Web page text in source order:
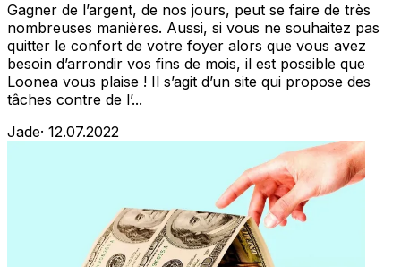
Gagner de l’argent, de nos jours, peut se faire de très
nombreuses manières. Aussi, si vous ne souhaitez pas
quitter le confort de votre foyer alors que vous avez
besoin d’arrondir vos fins de mois, il est possible que
Loonea vous plaise ! Il s’agit d’un site qui propose des
tâches contre de l’...
Jade· 12.07.2022